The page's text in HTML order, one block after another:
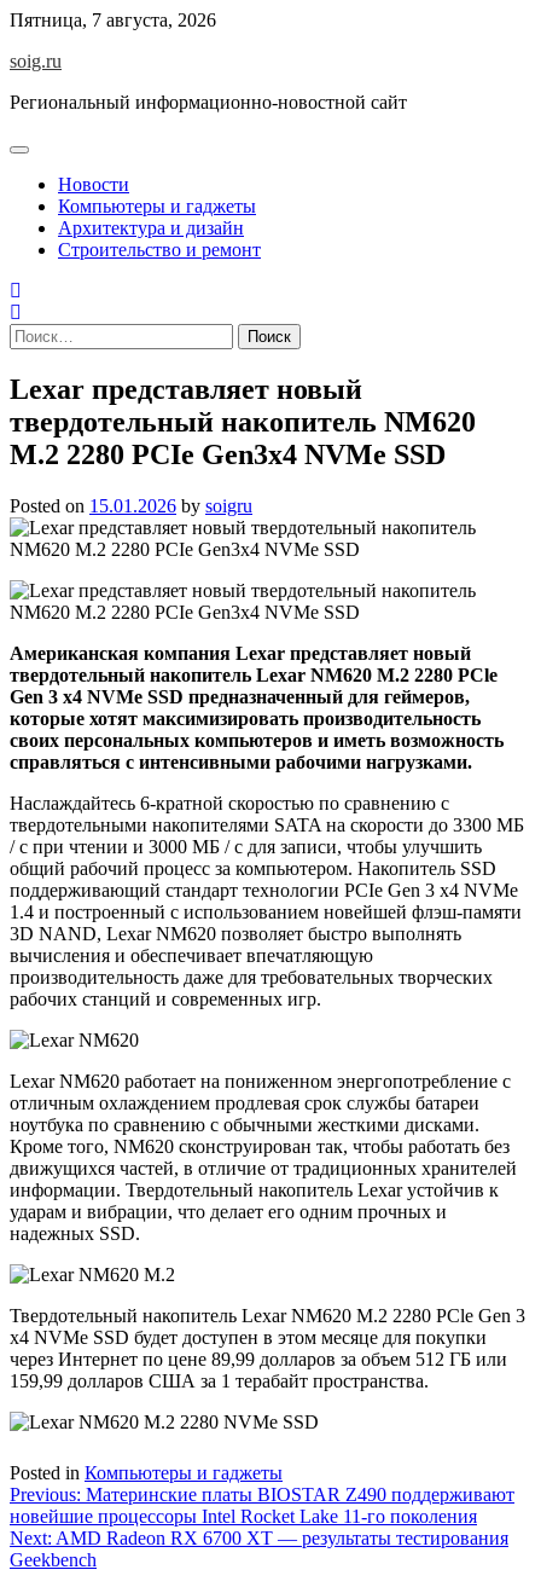
Skip
content
Пятница, 7 августа, 2026
soig.ru
Региональный информационно-новостной сайт
Новости
Компьютеры и гаджеты
Архитектура и дизайн
Строительство и ремонт
Найти:
Lexar представляет новый
твердотельный накопитель NM620
M.2 2280 PCIe Gen3x4 NVMe SSD
Posted on 15.01.2026 by soigru
Американская компания Lexar представляет новый
твердотельный накопитель Lexar NM620 M.2 2280 PCle
Gen 3 x4 NVMe SSD предназначенный для геймеров,
которые хотят максимизировать производительность
своих персональных компьютеров и иметь возможность
справляться с интенсивными рабочими нагрузками.
Наслаждайтесь 6-кратной скоростью по сравнению с
твердотельными накопителями SATA на скорости до 3300 МБ
/ с при чтении и 3000 МБ / с для записи, чтобы улучшить
общий рабочий процесс за компьютером. Накопитель SSD
поддерживающий стандарт технологии PCIe Gen 3 x4 NVMe
1.4 и построенный с использованием новейшей флэш-памяти
3D NAND, Lexar NM620 позволяет быстро выполнять
вычисления и обеспечивает впечатляющую
производительность даже для требовательных творческих
рабочих станций и современных игр.
Lexar NM620 работает на пониженном энергопотребление с
отличным охлаждением продлевая срок службы батареи
ноутбука по сравнению с обычными жесткими дисками.
Кроме того, NM620 сконструирован так, чтобы работать без
движущихся частей, в отличие от традиционных хранителей
информации. Твердотельный накопитель Lexar устойчив к
ударам и вибрации, что делает его одним прочных и
надежных SSD.
Твердотельный накопитель Lexar NM620 M.2 2280 PCle Gen 3
x4 NVMe SSD будет доступен в этом месяце для покупки
через Интернет по цене 89,99 долларов за объем 512 ГБ или
159,99 долларов США за 1 терабайт пространства.
Posted in Компьютеры и гаджеты
Навигация
по
записям
Previous: Материнские платы BIOSTAR Z490 поддерживают
новейшие процессоры Intel Rocket Lake 11-го поколения
Next: AMD Radeon RX 6700 XT — результаты тестирования
Geekbench